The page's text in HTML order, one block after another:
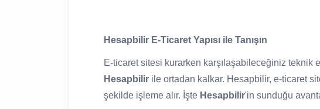
Hesapbilir E-Ticaret Yapısı ile Tanışın
E-ticaret sitesi kurarken karşılaşabileceğiniz teknik
Hesapbilir ile ortadan kalkar. Hesapbilir, e-ticaret
şekilde işleme alır. İşte Hesapbilir'in sunduğu